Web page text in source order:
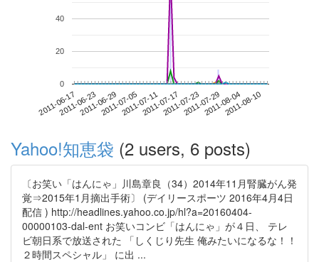
2011-06-172011-06-232011-06-292011-07-052011-07-112011-07-172011-07-232011-07-292011-08-042011-08-10
0
20
40
Yahoo!知恵袋 (2 users, 6 posts)
〔お笑い「はんにゃ」川島章良（34）2014年11月腎臓がん発
覚⇒2015年1月摘出手術〕 (デイリースポーツ 2016年4月4日
配信 ) http://headlines.yahoo.co.jp/hl?a=20160404-
00000103-dal-ent お笑いコンビ「はんにゃ」が４日、 テレ
ビ朝日系で放送された 「しくじり先生 俺みたいになるな！！
２時間スペシャル」 に出 ...